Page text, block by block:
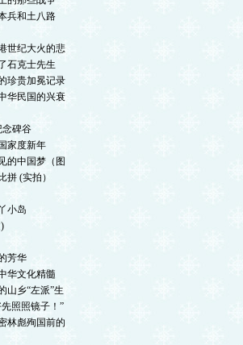
兵和土八路
世纪大火的悲
石克士先生
珍贵加冕记录
华民国的兴衰
念碑谷
家度新年
的中国梦（图
拼 (实拍）
小岛
芳华
华文化精髓
山乡“左派”生
照照镜子！”
林彪殉国前的